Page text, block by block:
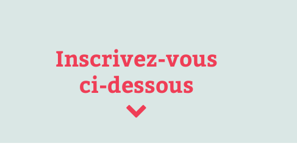
Inscrivez-vous
ci-dessous